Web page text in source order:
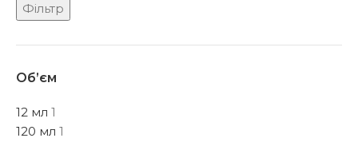
Фільтр
Об’єм
12 мл 1
120 мл 1